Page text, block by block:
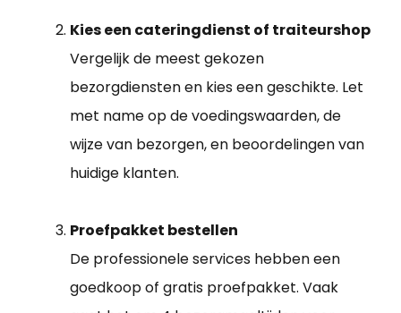
Kies een cateringdienst of traiteurshop
Vergelijk de meest gekozen
bezorgdiensten en kies een geschikte. Let
met name op de voedingswaarden, de
wijze van bezorgen, en beoordelingen van
huidige klanten.
Proefpakket bestellen
De professionele services hebben een
goedkoop of gratis proefpakket. Vaak